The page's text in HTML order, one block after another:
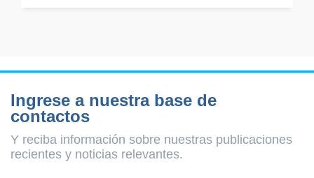
Ingrese a nuestra base de
contactos
Y reciba información sobre nuestras publicaciones
recientes y noticias relevantes.